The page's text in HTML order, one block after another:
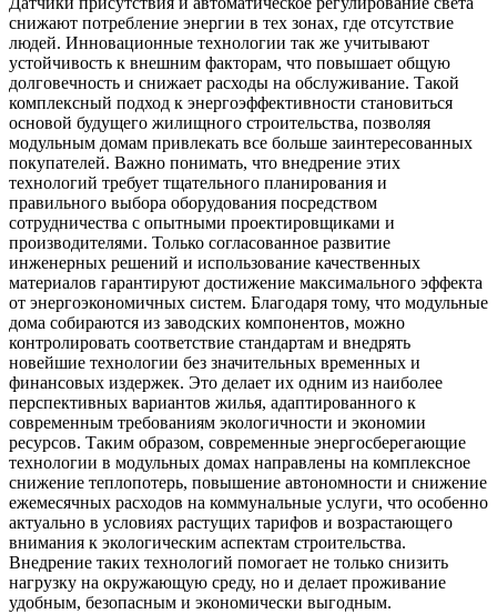
снижают потребление энергии в тех зонах, где отсутствие
людей. Инновационные технологии так же учитывают
устойчивость к внешним факторам, что повышает общую
долговечность и снижает расходы на обслуживание. Такой
комплексный подход к энергоэффективности становиться
основой будущего жилищного строительства, позволяя
модульным домам привлекать все больше заинтересованных
покупателей. Важно понимать, что внедрение этих
технологий требует тщательного планирования и
правильного выбора оборудования посредством
сотрудничества с опытными проектировщиками и
производителями. Только согласованное развитие
инженерных решений и использование качественных
материалов гарантируют достижение максимального эффекта
от энергоэкономичных систем. Благодаря тому, что модульные
дома собираются из заводских компонентов, можно
контролировать соответствие стандартам и внедрять
новейшие технологии без значительных временных и
финансовых издержек. Это делает их одним из наиболее
перспективных вариантов жилья, адаптированного к
современным требованиям экологичности и экономии
ресурсов. Таким образом, современные энергосберегающие
технологии в модульных домах направлены на комплексное
снижение теплопотерь, повышение автономности и снижение
ежемесячных расходов на коммунальные услуги, что особенно
актуально в условиях растущих тарифов и возрастающего
внимания к экологическим аспектам строительства.
Внедрение таких технологий помогает не только снизить
нагрузку на окружающую среду, но и делает проживание
удобным, безопасным и экономически выгодным.